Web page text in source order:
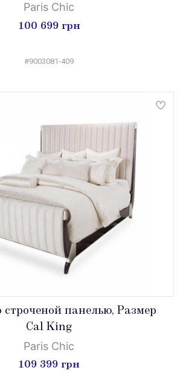
Paris Chic
100 699 грн
#9003081-409
строченой панелью, Размер
Cal King
Paris Chic
109 399 грн